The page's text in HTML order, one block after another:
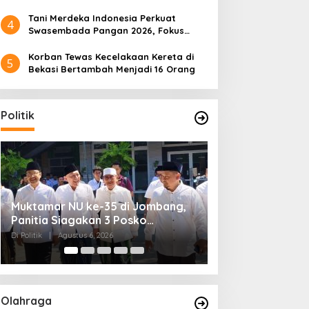
4
Tani Merdeka Indonesia Perkuat
Swasembada Pangan 2026, Fokus
5
Korban Tewas Kecelakaan Kereta di
Bekasi Bertambah Menjadi 16 Orang
Politik
Kendagri Minta Kepala Daerah
Jadikan Koperasi Merah Putih
Penggerak Ekonomi Desa
Di Headline, Politik | Agustus 6, 2026
Olahraga